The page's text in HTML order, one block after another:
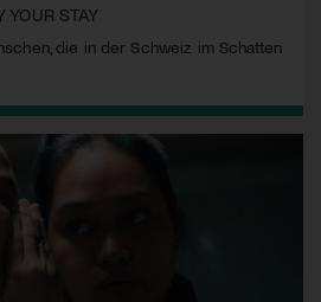
STAY
die in der Schweiz im Schatten